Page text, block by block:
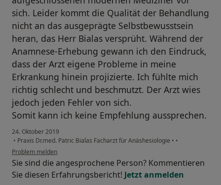
sich. Leider kommt die Qualität der Behandlung
nicht an das ausgeprägte Selbstbewusstsein
heran, das Herr Bialas versprüht. Während der
Anamnese-Erhebung gewann ich den Eindruck,
dass der Arzt eigene Probleme in meine
Erkrankung hinein projizierte. Ich fühlte mich
richtig schlecht und beschmutzt. Der Arzt wies
jedoch jeden Fehler von sich.
Somit kann ich keine Empfehlung aussprechen.
24. Oktober 2019
• Praxis Dr.med. Patric Bialas Facharzt für Anäshesiologie • •
Problem melden
Sie sind die angesprochene Person? Kommentieren
Sie diesen Erfahrungsbericht! Jetzt anmelden